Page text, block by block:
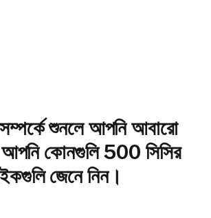
সম্পর্কে শুনলে আপনি আবারো
আপনি কোনগুলি 500 সিসির
জেনে নিন।